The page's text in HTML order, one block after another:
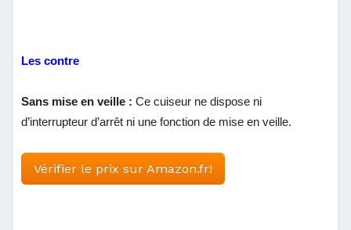
Les contre
Sans mise en veille :Ce cuiseur ne dispose ni
d’interrupteur d’arrêt ni une fonction de mise en veille.
Vérifier le prix sur Amazon.fr!